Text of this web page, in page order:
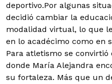
deportivo.Por algunas
decidió cambiar la
modalidad virtual, lo que
en lo acadécimo como en
Para atletismo se convirtió
donde María Alejandra
su fortaleza. Más que un